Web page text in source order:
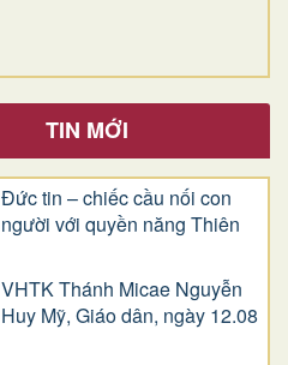
TIN MỚI
Đức tin – chiếc cầu nối con
người với quyền năng Thiên
VHTK Thánh Micae Nguyễn
Huy Mỹ, Giáo dân, ngày 12.08